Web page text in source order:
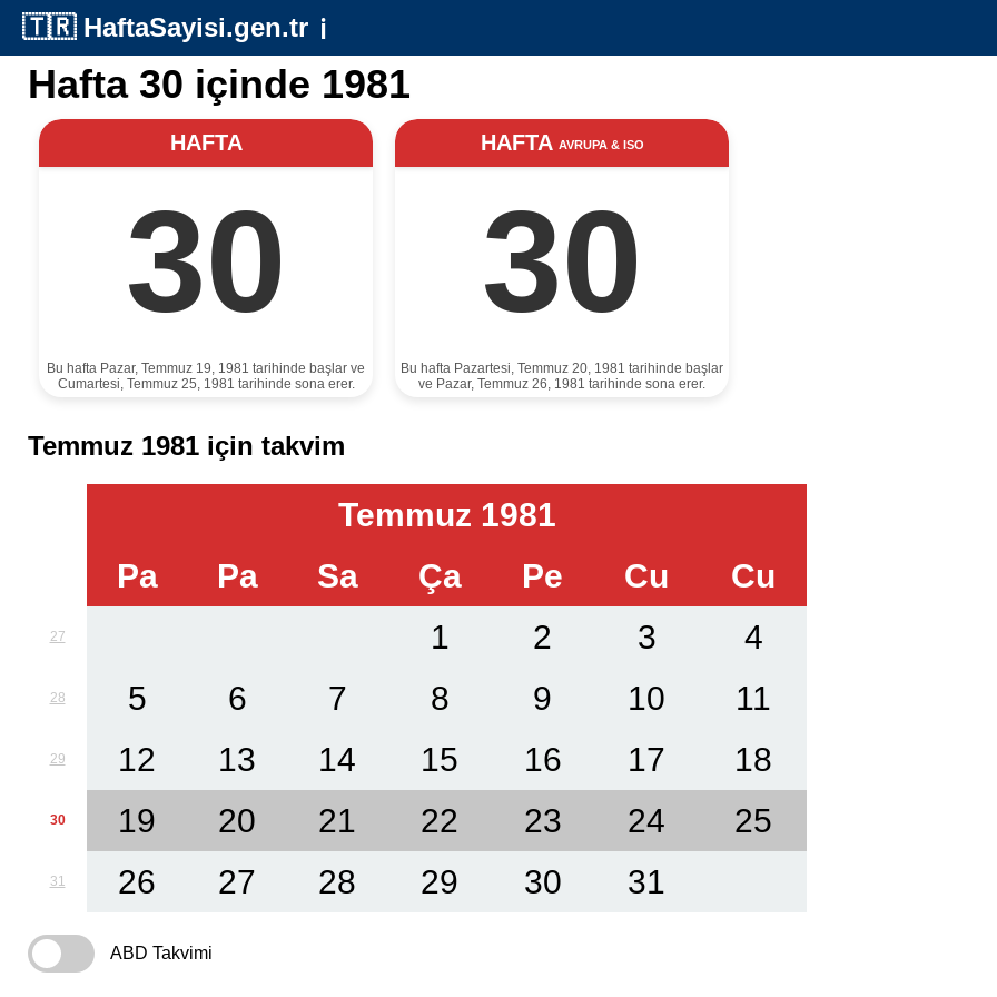
🇹🇷 HaftaSayisi.gen.tr ℹ️
Hafta 30 içinde 1981
HAFTA
30
Bu hafta Pazar, Temmuz 19, 1981 tarihinde başlar ve
Cumartesi, Temmuz 25, 1981 tarihinde sona erer.
HAFTA AVRUPA & ISO
30
Bu hafta Pazartesi, Temmuz 20, 1981 tarihinde başlar
ve Pazar, Temmuz 26, 1981 tarihinde sona erer.
Temmuz 1981 için takvim
Temmuz 1981
Pa
Pa Sa Ça Pe Cu Cu
27 1 2 3 4
28 5 6 7 8 9 10 11
29 12 13 14 15 16 17 18
30 19 20 21 22 23 24 25
31 26 27 28 29 30 31
ABD Takvimi